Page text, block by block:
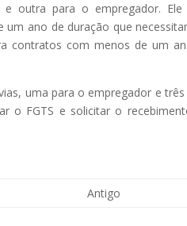
outra para o empregador. Ele
ano de duração que
contratos com menos de um
uma para o empregador e três
o FGTS e solicitar o
Antigo